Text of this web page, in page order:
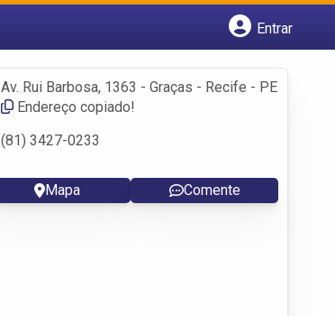
Entrar
Fazer login
Criar conta
Av. Rui Barbosa, 1363 - Graças - Recife - PE
Endereço copiado!
(81) 3427-0233
Mapa Comente